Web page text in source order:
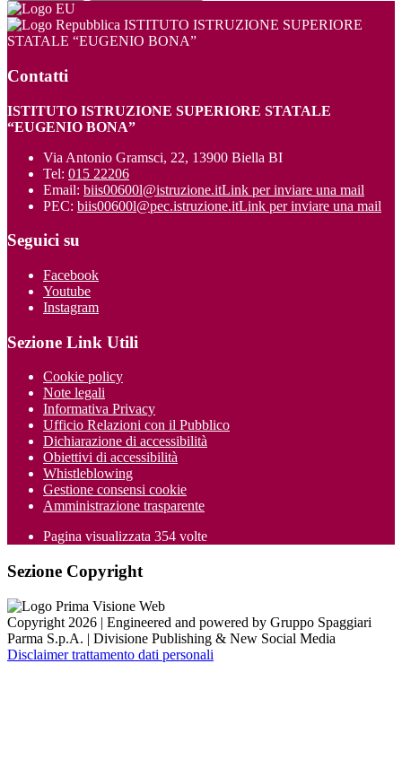
ISTITUTO ISTRUZIONE SUPERIORE
STATALE “EUGENIO BONA”
Contatti
ISTITUTO ISTRUZIONE SUPERIORE STATALE
“EUGENIO BONA”
Via Antonio Gramsci, 22, 13900 Biella BI
Tel: 015 22206
Email: biis00600l@istruzione.itLink per inviare una mail
PEC: biis00600l@pec.istruzione.itLink per inviare una mail
Seguici su
Facebook
Youtube
Instagram
Sezione Link Utili
Cookie policy
Note legali
Informativa Privacy
Ufficio Relazioni con il Pubblico
Dichiarazione di accessibilità
Obiettivi di accessibilità
Whistleblowing
Gestione consensi cookie
Amministrazione trasparente
Pagina visualizzata 354 volte
Sezione Copyright
Copyright 2026 | Engineered and powered by Gruppo Spaggiari
Parma S.p.A. | Divisione Publishing & New Social Media
Disclaimer trattamento dati personali